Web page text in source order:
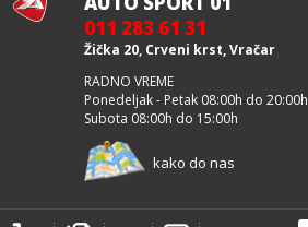
011 283 61 31
Žička 20, Crveni krst, Vračar
RADNO VREME
Ponedeljak - Petak 08:00h do 20:00h
Subota 08:00h do 15:00h
kako do nas